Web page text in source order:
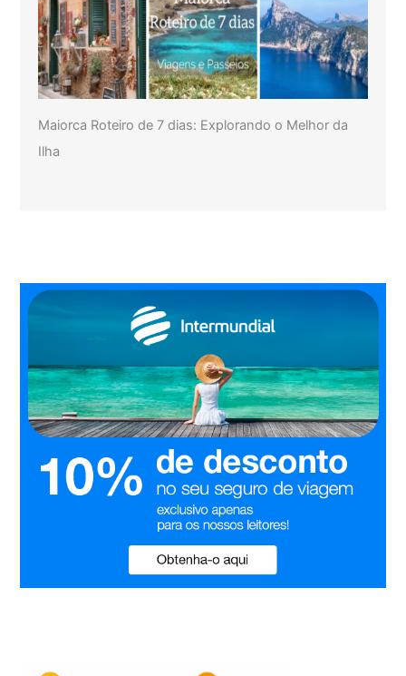
Maiorca Roteiro de 7 dias: Explorando o Melhor da
Ilha